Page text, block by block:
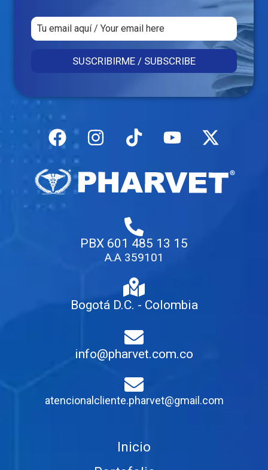
SUSCRIBIRME / SUBSCRIBE
PBX 601 485 13 15
A.A 359101
Bogotá D.C. - Colombia
info@pharvet.com.co
atencionalcliente.pharvet@gmail.com
Inicio